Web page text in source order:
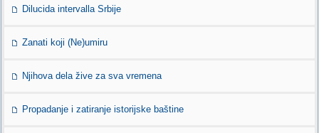
Dilucida intervalla Srbije
Zanati koji (Ne)umiru
Njihova dela žive za sva vremena
Propadanje i zatiranje istorijske baštine